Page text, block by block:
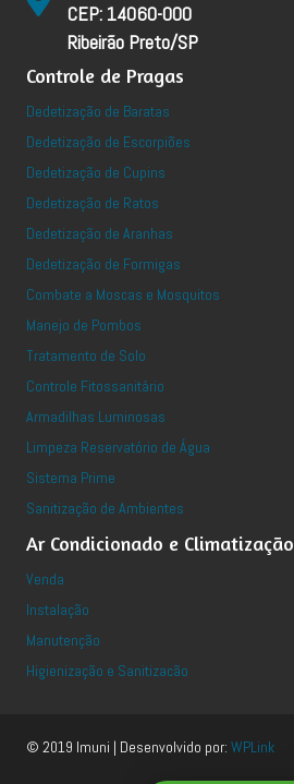
CEP: 14060-000
Ribeirão Preto/SP
Controle de Pragas
Dedetização de Baratas
Dedetização de Escorpiões
Dedetização de Cupins
Dedetização de Ratos
Dedetização de Aranhas
Dedetização de Formigas
Combate a Moscas e Mosquitos
Manejo de Pombos
Tratamento de Solo
Controle Fitossanitário
Armadilhas Luminosas
Limpeza Reservatório de Água
Sistema Prime
Sanitização de Ambientes
Ar Condicionado e Climatização
Venda
Instalação
Manutenção
Higienização e Sanitizacão
© 2019 Imuni | Desenvolvido por: WPLink